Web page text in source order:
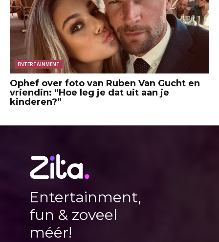
ENTERTAINMENT
Ophef over foto van Ruben Van Gucht en
vriendin: “Hoe leg je dat uit aan je
kinderen?”
Entertainment,
fun & zoveel
méér!